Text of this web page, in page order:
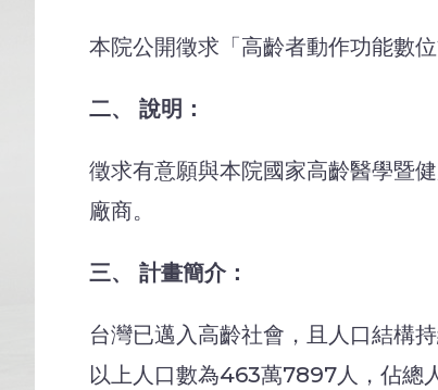
本院公開徵求「高齡者動作功能數
二、 說明：
徵求有意願與本院國家高齡醫學暨
廠商。
三、 計畫簡介：
台灣已邁入高齡社會，且人口結構
以上人口數為463萬7897人，佔總